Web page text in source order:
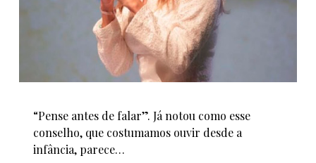
“Pense antes de falar”. Já notou como esse
conselho, que costumamos ouvir desde a
infância, parece…